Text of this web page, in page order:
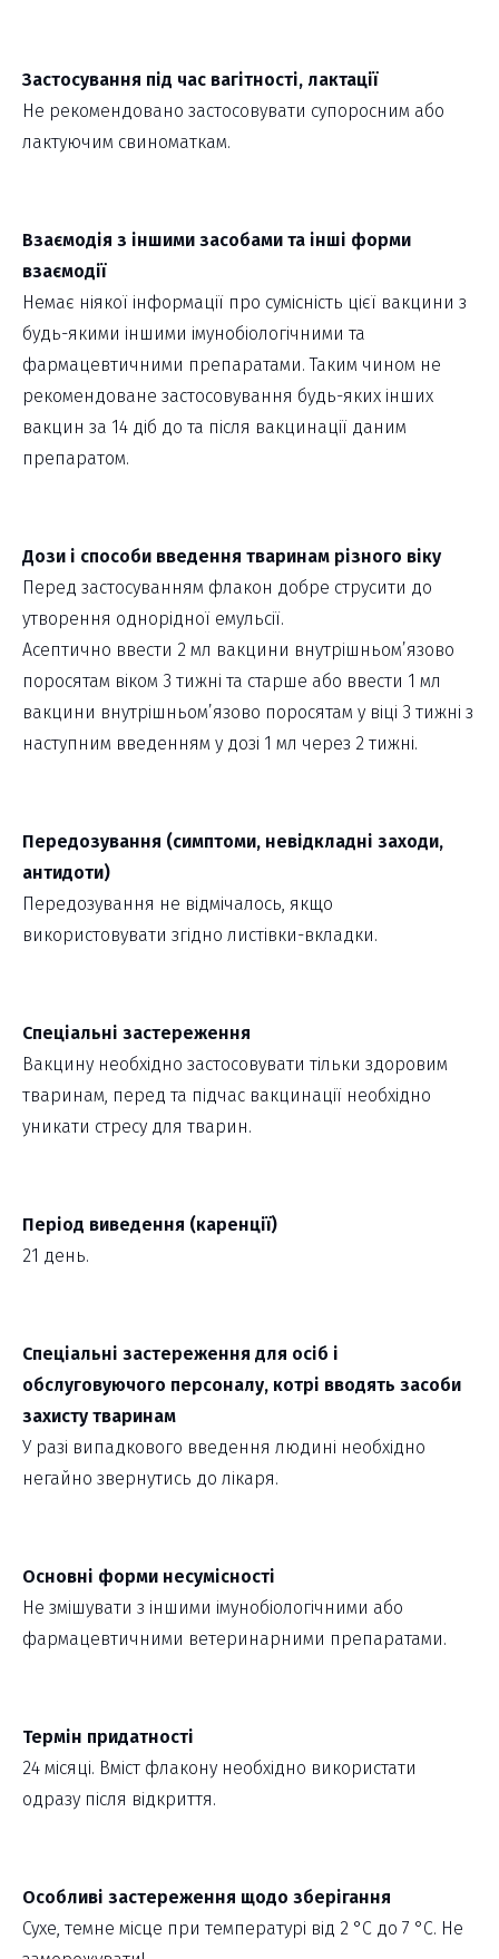
Застосування під час вагітності, лактації
Не рекомендовано застосовувати супоросним або
лактуючим свиноматкам.
Взаємодія з іншими засобами та інші форми
взаємодії
Немає ніякої інформації про сумісність цієї вакцини з
будь-якими іншими імунобіологічними та
фармацевтичними препаратами. Таким чином не
рекомендоване застосовування будь-яких інших
вакцин за 14 діб до та після вакцинації даним
препаратом.
Дози і способи введення тваринам різного віку
Перед застосуванням флакон добре струсити до
утворення однорідної емульсії.
Асептично ввести 2 мл вакцини внутрішньом’язово
поросятам віком 3 тижні та старше або ввести 1 мл
вакцини внутрішньом’язово поросятам у віці 3 тижні з
наступним введенням у дозі 1 мл через 2 тижні.
Передозування (симптоми, невідкладні заходи,
антидоти)
Передозування не відмічалось, якщо
використовувати згідно листівки-вкладки.
Спеціальні застереження
Вакцину необхідно застосовувати тільки здоровим
тваринам, перед та підчас вакцинації необхідно
уникати стресу для тварин.
Період виведення (каренції)
21 день.
Спеціальні застереження для осіб і
обслуговуючого персоналу, котрі вводять засоби
захисту тваринам
У разі випадкового введення людині необхідно
негайно звернутись до лікаря.
Основні форми несумісності
Не змішувати з іншими імунобіологічними або
фармацевтичними ветеринарними препаратами.
Термін придатності
24 місяці. Вміст флакону необхідно використати
одразу після відкриття.
Особливі застереження щодо зберігання
Сухе, темне місце при температурі від 2 °С до 7 °С. Не